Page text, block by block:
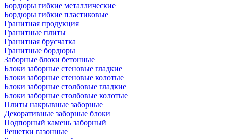
Бордюры гибкие металлические
Бордюры гибкие пластиковые
Гранитная продукция
Гранитные плиты
Гранитная брусчатка
Гранитные бордюры
Заборные блоки бетонные
Блоки заборные стеновые гладкие
Блоки заборные стеновые колотые
Блоки заборные столбовые гладкие
Блоки заборные столбовые колотые
Плиты накрывные заборные
Декоративные заборные блоки
Подпорный камень заборный
Решетки газонные